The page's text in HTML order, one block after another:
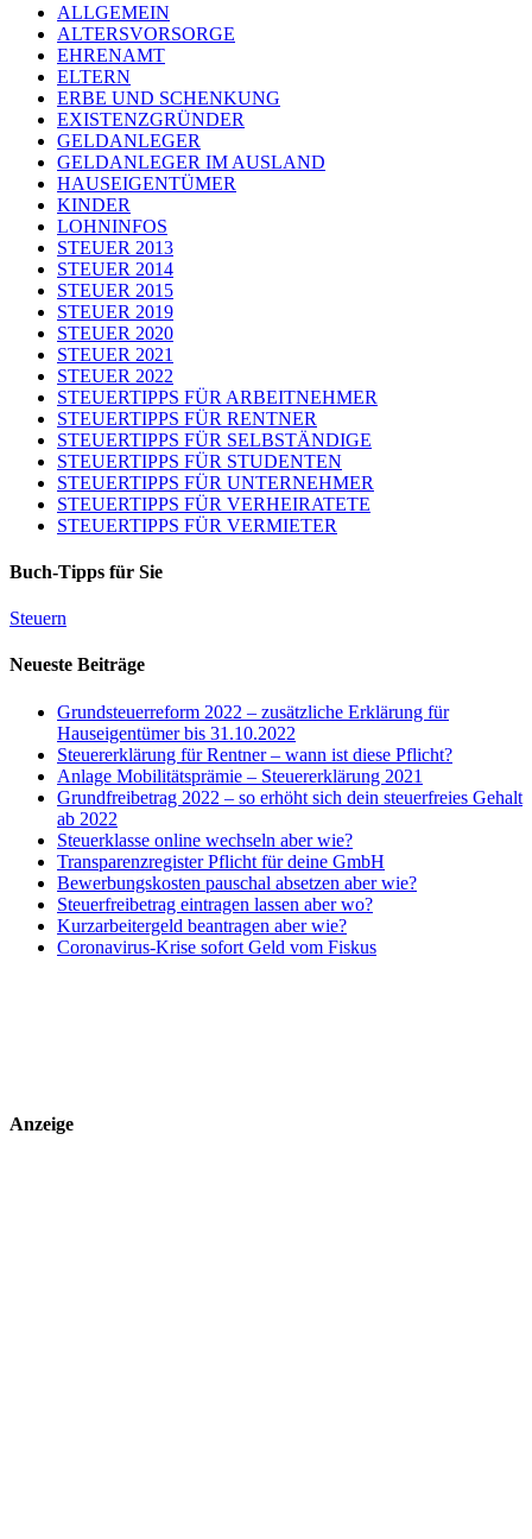
ALLGEMEIN
ALTERSVORSORGE
EHRENAMT
ELTERN
ERBE UND SCHENKUNG
EXISTENZGRÜNDER
GELDANLEGER
GELDANLEGER IM AUSLAND
HAUSEIGENTÜMER
KINDER
LOHNINFOS
STEUER 2013
STEUER 2014
STEUER 2015
STEUER 2019
STEUER 2020
STEUER 2021
STEUER 2022
STEUERTIPPS FÜR ARBEITNEHMER
STEUERTIPPS FÜR RENTNER
STEUERTIPPS FÜR SELBSTÄNDIGE
STEUERTIPPS FÜR STUDENTEN
STEUERTIPPS FÜR UNTERNEHMER
STEUERTIPPS FÜR VERHEIRATETE
STEUERTIPPS FÜR VERMIETER
Buch-Tipps für Sie
Steuern
Neueste Beiträge
Grundsteuerreform 2022 – zusätzliche Erklärung für
Hauseigentümer bis 31.10.2022
Steuererklärung für Rentner – wann ist diese Pflicht?
Anlage Mobilitätsprämie – Steuererklärung 2021
Grundfreibetrag 2022 – so erhöht sich dein steuerfreies Gehalt
ab 2022
Steuerklasse online wechseln aber wie?
Transparenzregister Pflicht für deine GmbH
Bewerbungskosten pauschal absetzen aber wie?
Steuerfreibetrag eintragen lassen aber wo?
Kurzarbeitergeld beantragen aber wie?
Coronavirus-Krise sofort Geld vom Fiskus
Anzeige